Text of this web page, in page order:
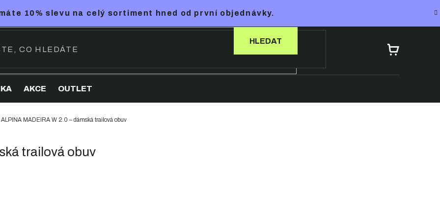
10% slevu na celý sortiment hned od první objednávky.
HLEDAT
NÁKUPNÍ
AKCE OUTLET
ALPINA MADEIRA W 2.0 – dámská trailová obuv
trailová obuv